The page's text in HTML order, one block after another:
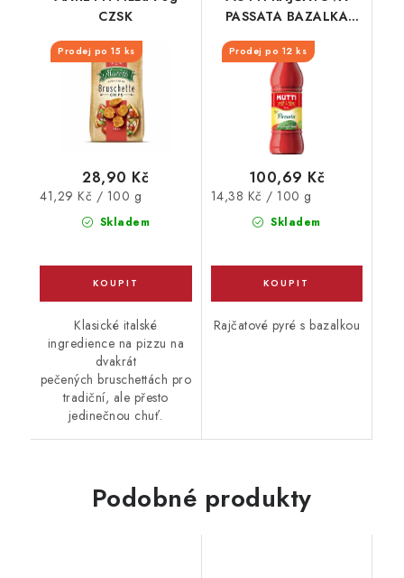
CZSK
Prodej po 15 ks
Skladem
28,90 Kč
Měrná
41,29 Kč / 100 g
Klasické italské
ingredience na pizzu na
dvakrát
pečených bruschettách pro
tradiční, ale přesto
jedinečnou chuť.
PASSATA BAZALKA
Prodej po 12 ks
Skladem
100,69 Kč
Měrná
14,38 Kč / 100 g
Rajčatové pyré s bazalkou
Podobné produkty